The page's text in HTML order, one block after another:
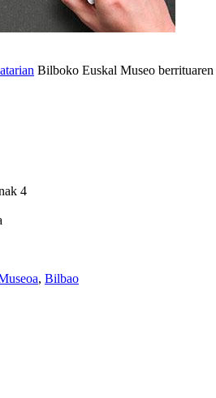
Bilboko Euskal Museo
4
, Bilbao